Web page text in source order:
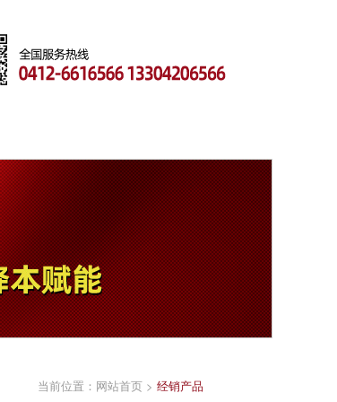
当前位置： 网站首页 > 经销产品